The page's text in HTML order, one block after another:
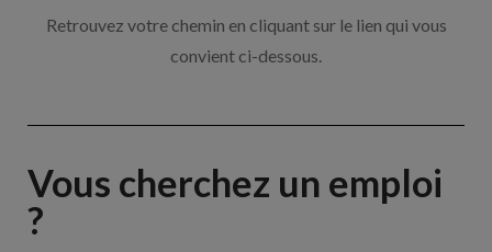
Retrouvez votre chemin en cliquant sur le lien qui vous
convient ci-dessous.
Vous cherchez un emploi
?